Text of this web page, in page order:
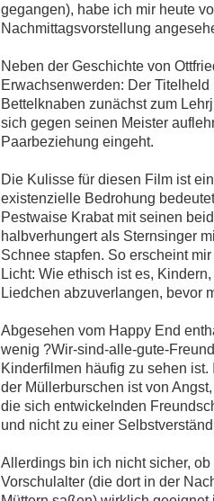
gegangen), habe ich mir heute
Nachmittagsvorstellung
Neben der Geschichte von
Erwachsenwerden: Der
Bettelknaben zunächst zum
sich gegen seinen Meister
Paarbeziehung eingeht.
Die Kulisse für diesen Film ist
existenzielle Bedrohung
Pestwaise Krabat mit seinen
halbverhungert als Sternsinger
Schnee stapfen. So erscheint
Licht: Wie ethisch ist es,
Liedchen abzuverlangen, bevor
Abgesehen vom Happy End
wenig ?Wir-sind-alle-gute-
Kinderfilmen häufig zu sehen
der Müllerburschen ist von
die sich entwickelnden
und nicht zu einer
Allerdings bin ich nicht sicher,
Vorschulalter (die dort in der